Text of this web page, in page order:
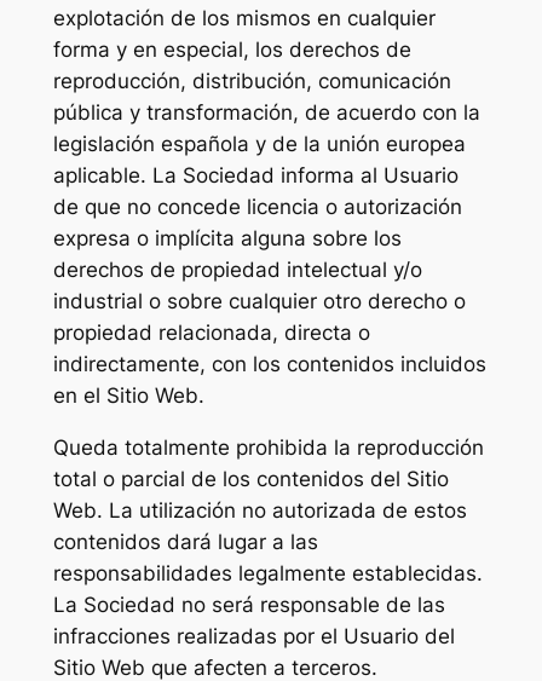
explotación de los mismos en cualquier
forma y en especial, los derechos de
reproducción, distribución, comunicación
pública y transformación, de acuerdo con la
legislación española y de la unión europea
aplicable. La Sociedad informa al Usuario
de que no concede licencia o autorización
expresa o implícita alguna sobre los
derechos de propiedad intelectual y/o
industrial o sobre cualquier otro derecho o
propiedad relacionada, directa o
indirectamente, con los contenidos incluidos
en el Sitio Web.
Queda totalmente prohibida la reproducción
total o parcial de los contenidos del Sitio
Web. La utilización no autorizada de estos
contenidos dará lugar a las
responsabilidades legalmente establecidas.
La Sociedad no será responsable de las
infracciones realizadas por el Usuario del
Sitio Web que afecten a terceros.